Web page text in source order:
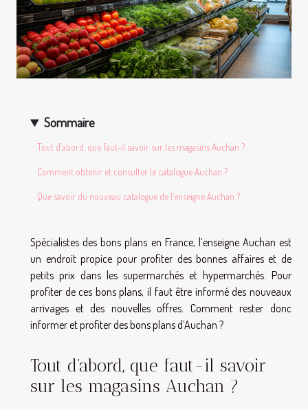
Sommaire
Tout d’abord, que faut-il savoir sur les magasins Auchan ?
Comment obtenir et consulter le catalogue Auchan ?
Que savoir du nouveau catalogue de l’enseigne Auchan ?
Spécialistes des bons plans en France, l’enseigne Auchan est
un endroit propice pour profiter des bonnes affaires et de
petits prix dans les supermarchés et hypermarchés. Pour
profiter de ces bons plans, il faut être informé des nouveaux
arrivages et des nouvelles offres. Comment rester donc
informer et profiter des bons plans d’Auchan ?
Tout d’abord, que faut-il savoir
sur les magasins Auchan ?